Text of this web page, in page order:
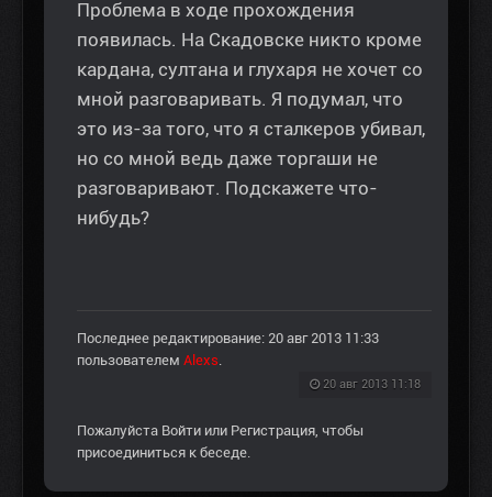
Проблема в ходе прохождения
появилась. На Скадовске никто кроме
кардана, султана и глухаря не хочет со
мной разговаривать. Я подумал, что
это из-за того, что я сталкеров убивал,
но со мной ведь даже торгаши не
разговаривают. Подскажете что-
нибудь?
Последнее редактирование: 20 авг 2013 11:33
пользователем Alexs.
20 авг 2013 11:18
Пожалуйста Войти или Регистрация, чтобы
присоединиться к беседе.